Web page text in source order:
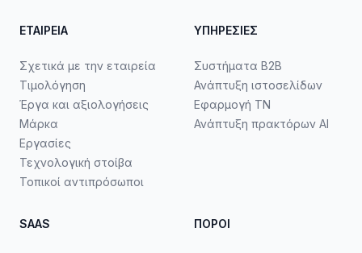
ΕΤΑΙΡΕΊΑ
Σχετικά με την εταιρεία
Τιμολόγηση
Έργα και αξιολογήσεις
Μάρκα
Εργασίες
Τεχνολογική στοίβα
Τοπικοί αντιπρόσωποι
ΥΠΗΡΕΣΊΕΣ
Συστήματα B2B
Ανάπτυξη ιστοσελίδων
Εφαρμογή ΤΝ
Ανάπτυξη πρακτόρων AI
SAAS ΠΌΡΟΙ